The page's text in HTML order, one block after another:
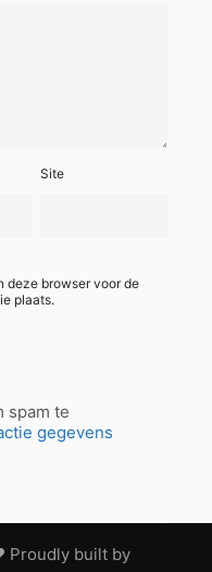
Site
deze browser voor de
plaats.
spam te
gegevens
Proudly built by